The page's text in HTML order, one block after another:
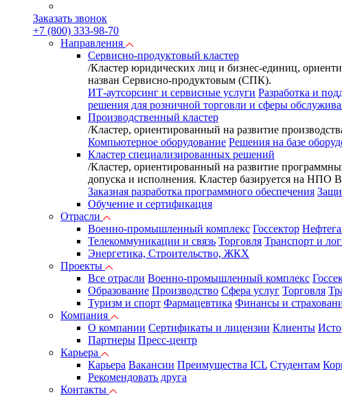
Заказать звонок
+7 (800) 333-98-70
Направления
Сервисно-продуктовый кластер
/Кластер юридических лиц и бизнес-единиц,
назван Сервисно-продуктовым (СПК).
ИТ-аутсорсинг и сервисные услуги Разработка и
решения для розничной торговли и сферы
Производственный кластер
/Кластер, ориентированный на развитие
Компьютерное оборудование Решения на базе
Кластер специализированных решений
/Кластер, ориентированный на развитие
допуска и исполнения. Кластер базируется на НПО
Заказная разработка программного обеспечения
Обучение и сертификация
Отрасли
Военно-промышленный комплекс Госсектор
Телекоммуникации и связь Торговля Транспорт и
Энергетика, Строительство, ЖКХ
Проекты
Все отрасли Военно-промышленный комплекс
Образование Производство Сфера услуг Торговля
Туризм и спорт Фармацевтика Финансы и
Компания
О компании Сертификаты и лицензии Клиенты
Партнеры Пресс-центр
Карьера
Карьера Вакансии Преимущества ICL Студентам
Рекомендовать друга
Контакты